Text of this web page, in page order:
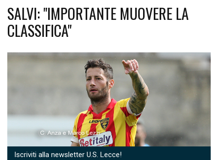
SALVI: "IMPORTANTE MUOVERE LA
CLASSIFICA"
Iscriviti alla newsletter U.S. Lecce!